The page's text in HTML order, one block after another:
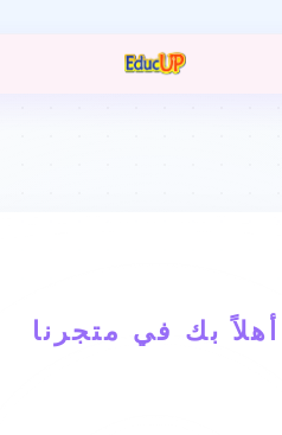
أهلاً بك في متجرنا